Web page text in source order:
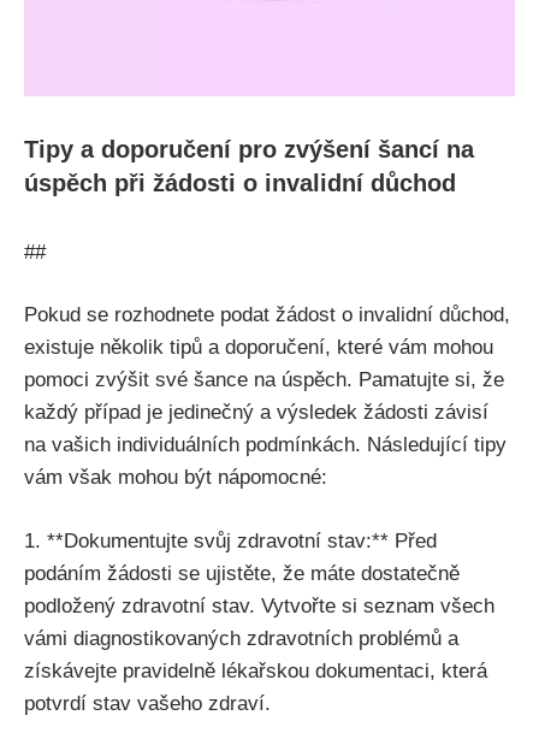
Tipy a doporučení pro zvýšení šancí na
úspěch při žádosti o invalidní důchod
##
Pokud se rozhodnete podat žádost o invalidní důchod,
existuje několik tipů a doporučení, které vám mohou
pomoci zvýšit své šance na úspěch. Pamatujte si, že
každý případ je jedinečný a výsledek žádosti závisí
na vašich individuálních podmínkách. Následující tipy
vám však mohou být nápomocné:
1. **Dokumentujte svůj zdravotní stav:** Před
podáním žádosti se ujistěte, že máte dostatečně
podložený zdravotní stav. Vytvořte si seznam všech
vámi diagnostikovaných zdravotních problémů a
získávejte pravidelně lékařskou dokumentaci, která
potvrdí stav vašeho zdraví.